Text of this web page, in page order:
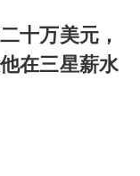
十万美元，
在三星薪水